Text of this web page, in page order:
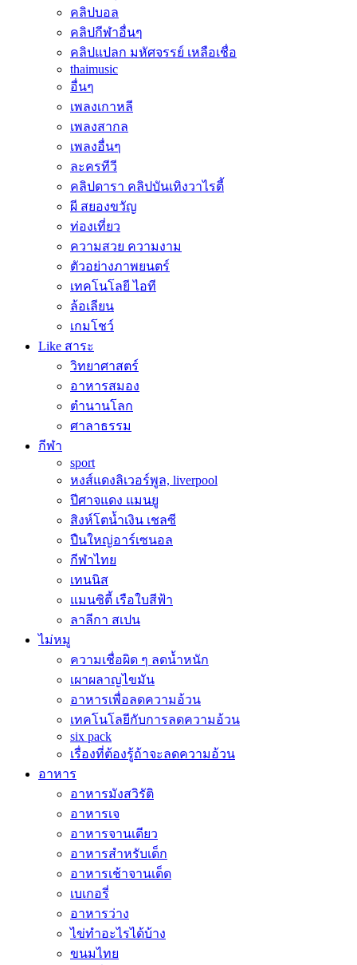
คลิปบอล
คลิปกีฬาอื่นๆ
คลิปแปลก มหัศจรรย์ เหลือเชื่อ
thaimusic
อื่นๆ
เพลงเกาหลี
เพลงสากล
เพลงอื่นๆ
ละครทีวี
คลิปดารา คลิปบันเทิงวาไรตี้
ผี สยองขวัญ
ท่องเที่ยว
ความสวย ความงาม
ตัวอย่างภาพยนตร์
เทคโนโลยี ไอที
ล้อเลียน
เกมโชว์
Like สาระ
วิทยาศาสตร์
อาหารสมอง
ตำนานโลก
ศาลาธรรม
กีฬา
sport
หงส์แดงลิเวอร์พูล, liverpool
ปีศาจแดง แมนยู
สิงห์โตน้ำเงิน เชลซี
ปืนใหญ่อาร์เซนอล
กีฬาไทย
เทนนิส
แมนซิตี้ เรือใบสีฟ้า
ลาลีกา สเปน
ไม่หมู
ความเชื่อผิด ๆ ลดน้ำหนัก
เผาผลาญไขมัน
อาหารเพื่อลดความอ้วน
เทคโนโลยีกับการลดความอ้วน
six pack
เรื่องที่ต้องรู้ถ้าจะลดความอ้วน
อาหาร
อาหารมังสวิรัติ
อาหารเจ
อาหารจานเดียว
อาหารสำหรับเด็ก
อาหารเช้าจานเด็ด
เบเกอรี่
อาหารว่าง
ไข่ทำอะไรได้บ้าง
ขนมไทย